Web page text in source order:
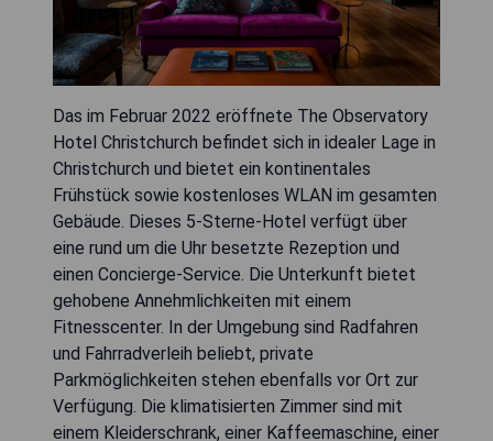
Das im Februar 2022 eröffnete The Observatory
Hotel Christchurch befindet sich in idealer Lage in
Christchurch und bietet ein kontinentales
Frühstück sowie kostenloses WLAN im gesamten
Gebäude. Dieses 5-Sterne-Hotel verfügt über
eine rund um die Uhr besetzte Rezeption und
einen Concierge-Service. Die Unterkunft bietet
gehobene Annehmlichkeiten mit einem
Fitnesscenter. In der Umgebung sind Radfahren
und Fahrradverleih beliebt, private
Parkmöglichkeiten stehen ebenfalls vor Ort zur
Verfügung. Die klimatisierten Zimmer sind mit
einem Kleiderschrank, einer Kaffeemaschine, einer